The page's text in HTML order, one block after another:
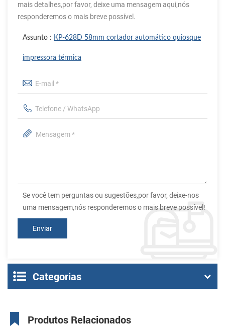
mais detalhes,por favor, deixe uma mensagem aqui,nós
responderemos o mais breve possível.
Assunto : KP-628D 58mm cortador automático quiosque
impressora térmica
Se você tem perguntas ou sugestões,por favor, deixe-nos
uma mensagem,nós responderemos o mais breve possível!
Categorias
Produtos Relacionados